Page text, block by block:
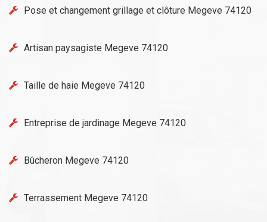
Pose et changement grillage et clôture Megeve 74120
Artisan paysagiste Megeve 74120
Taille de haie Megeve 74120
Entreprise de jardinage Megeve 74120
Bûcheron Megeve 74120
Terrassement Megeve 74120